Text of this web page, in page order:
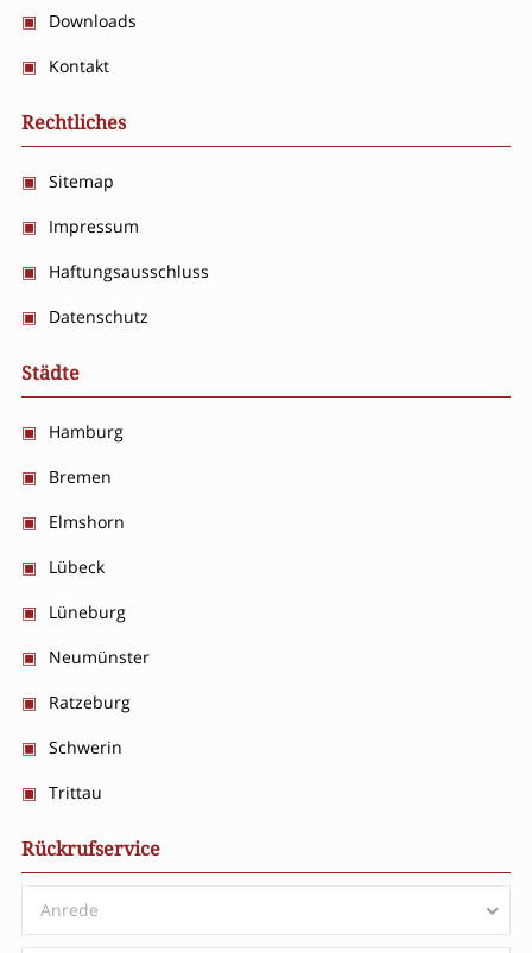
Downloads
Kontakt
Rechtliches
Sitemap
Impressum
Haftungsausschluss
Datenschutz
Städte
Hamburg
Bremen
Elmshorn
Lübeck
Lüneburg
Neumünster
Ratzeburg
Schwerin
Trittau
Rückrufservice
Anrede